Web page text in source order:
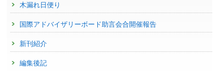
木漏れ日便り
国際アドバイザリーボード助言会合開催報告
新刊紹介
編集後記